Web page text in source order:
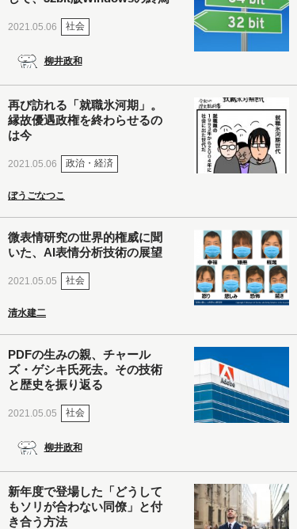
2021.05.06 社会
柳井政和
再び訪れる「就職氷河期」。
縁故優遇政権を終わらせるの
は今
2021.05.06 政治・経済
ぼうごなつこ
微表情研究の世界的権威に聞
いた、AI表情分析技術の展望
2021.05.05 社会
清水建二
PDFの生みの親、チャール
ズ・ゲシキ氏死去。その技術
と歴史を振り返る
2021.05.05 社会
柳井政和
新年度で登場した「どうして
もソリが合わない同僚」と付
き合う方法